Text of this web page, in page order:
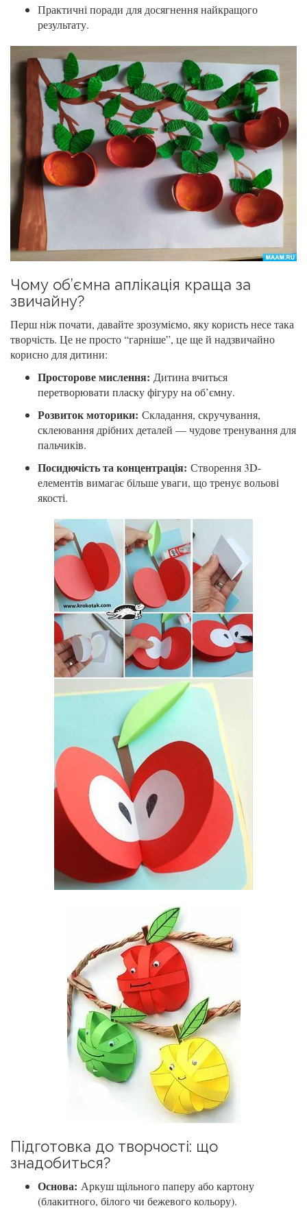
Практичні поради для досягнення найкращого
результату.
Чому об’ємна аплікація краща за
звичайну?
Перш ніж почати, давайте зрозуміємо, яку користь несе така
творчість. Це не просто “гарніше”, це ще й надзвичайно
корисно для дитини:
Просторове мислення: Дитина вчиться
перетворювати пласку фігуру на об’ємну.
Розвиток моторики: Складання, скручування,
склеювання дрібних деталей — чудове тренування для
пальчиків.
Посидючість та концентрація: Створення 3D-
елементів вимагає більше уваги, що тренує вольові
якості.
Підготовка до творчості: що
знадобиться?
Основа: Аркуш щільного паперу або картону
(блакитного, білого чи бежевого кольору).